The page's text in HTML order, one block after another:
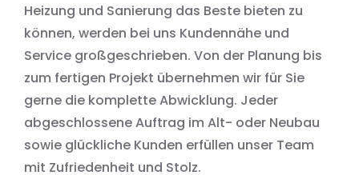
Heizung und Sanierung das Beste bieten zu
können, werden bei uns Kundennähe und
Service großgeschrieben. Von der Planung bis
zum fertigen Projekt übernehmen wir für Sie
gerne die komplette Abwicklung. Jeder
abgeschlossene Auftrag im Alt- oder Neubau
sowie glückliche Kunden erfüllen unser Team
mit Zufriedenheit und Stolz.